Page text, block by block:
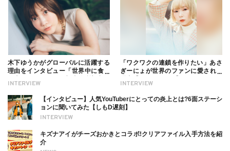
INTERVIEW
木下ゆうかがグローバルに活躍する
理由をインタビュー「世界中に食べ
ついても
INTERVIEW
「ワクワクの連鎖を作りたい」あさ
ぎーにょが世界のファンに愛される
INTERVIEW
【インタビュー】人気YouTuberにとっての炎上とは?6面ステーシ
ョンに聞いてみた【しもD遅刻】
キズナアイがチーズおかきとコラボ!クリアファイル入手方法を紹
介